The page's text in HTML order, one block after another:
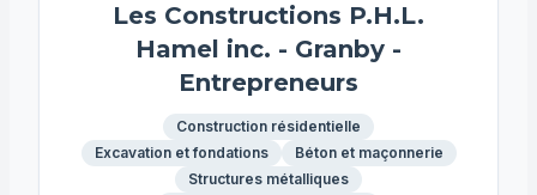
Les Constructions P.H.L.
Hamel inc. - Granby -
Entrepreneurs
Construction résidentielle
Excavation et fondations
Béton et maçonnerie
Structures métalliques